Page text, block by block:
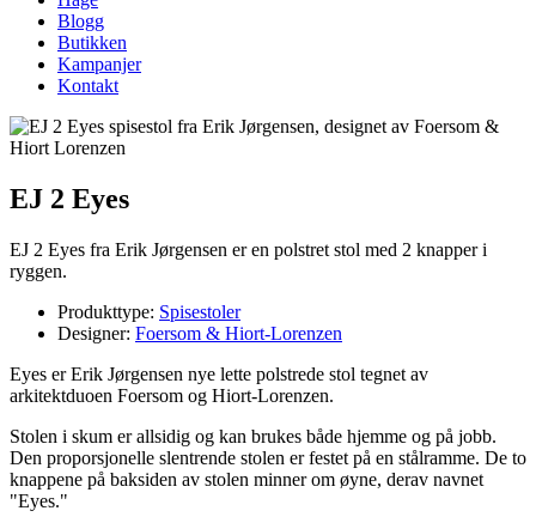
Blogg
Butikken
Kampanjer
Kontakt
EJ 2 Eyes
EJ 2 Eyes fra Erik Jørgensen er en polstret stol med 2 knapper i
ryggen.
Produkttype: Spisestoler
Designer: Foersom & Hiort-Lorenzen
Eyes er Erik Jørgensen nye lette polstrede stol tegnet av
arkitektduoen Foersom og Hiort-Lorenzen.
Stolen i skum er allsidig og kan brukes både hjemme og på jobb.
Den proporsjonelle slentrende stolen er festet på en stålramme. De to
knappene på baksiden av stolen minner om øyne, derav navnet
"Eyes."